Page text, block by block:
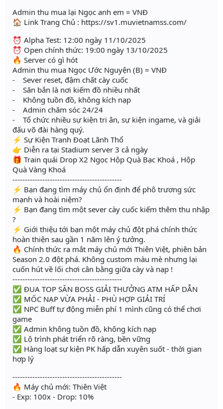
Admin thu mua lại Ngọc anh em = VNĐ
🏠 Link Trang Chủ : https://sv1.muvietnamss.com/
⏰ Alpha Test: 12:00 ngày 11/10/2025
⏰ Open chính thức: 19:00 ngày 13/10/2025
🔥 Server có gì hót
Admin thu mua Ngọc Ước Nguyện (B) = VNĐ
- Sever reset, đậm chất cày cuốc
- Săn bắn là nơi kiếm đồ nhiều nhất
- Không tuồn đồ, không kích nạp
- Admin chăm sóc 24/24
- Tổ chức nhiều sự kiện tri ân, sự kiện ingame, và giải
đấu võ đài hàng quý.
⚡️ Sự Kiện Tranh Đoạt Lãnh Thổ
👉 Diễn ra tại Stadium server 3 cả ngày
🎁 Train quái Drop X2 Ngọc Hộp Quà Bạc Khoá , Hộp
Quà Vàng Khoá
--------------------------------------------
⚡️ Bạn đang tìm máy chủ ổn định để phô trương sức
mạnh và hoài niệm?
⚡️ Bạn đang tìm một sever cày cuốc kiếm thêm thu nhập
?
⚡️ Giới thiệu tới bạn một máy chủ đột phá chính thức
hoàn thiện sau gần 1 năm lên ý tưởng.
🔥 Chính thức ra mắt máy chủ mới Thiên Việt, phiên bản
Season 2.0 đột phá. Không custom màu mè nhưng lại
cuốn hút về lối chơi cân bằng giữa cày và nạp !
--------------------------------------------
✅ ĐUA TOP SĂN BOSS GIẢI THƯỞNG ATM HẤP DẪN
✅ MỐC NẠP VỪA PHẢI - PHÙ HỢP GIẢI TRÍ
✅ NPC Buff tự động miễn phí 1 mình cũng có thể chơi
game
✅ Admin không tuồn đồ, không kích nạp
✅ Lộ trình phát triển rõ ràng, bền vững
✅ Hàng loạt sự kiện PK hấp dẫn xuyên suốt - thời gian
hợp lý
--------------------------------------------
🔥 Máy chủ mới: Thiên Việt
- Exp: 100x - Drop: 10%